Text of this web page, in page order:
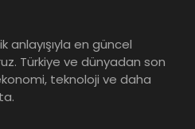
anlayışıyla en güncel
Türkiye ve dünyadan son
teknoloji ve daha